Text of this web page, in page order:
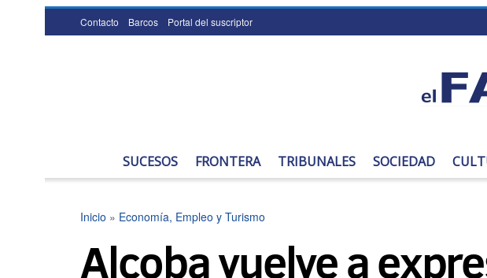
Contacto Barcos Portal del suscriptor
SUCESOS FRONTERA TRIBUNALES SOCIEDAD
Inicio » Economía, Empleo y Turismo
Alcoba vuelve a